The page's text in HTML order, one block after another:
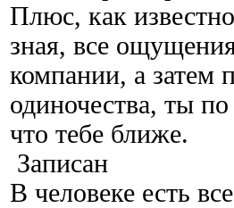
Плюс, как
зная, все
компании, а затем
одиночества, ты
что тебе ближе.
Записан
В человеке есть